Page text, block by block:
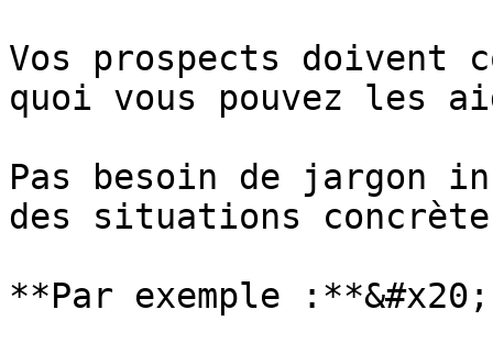
Vos prospects doivent
quoi vous pouvez les
Pas besoin de jargon
des situations
**Par exemple :**&#x20;